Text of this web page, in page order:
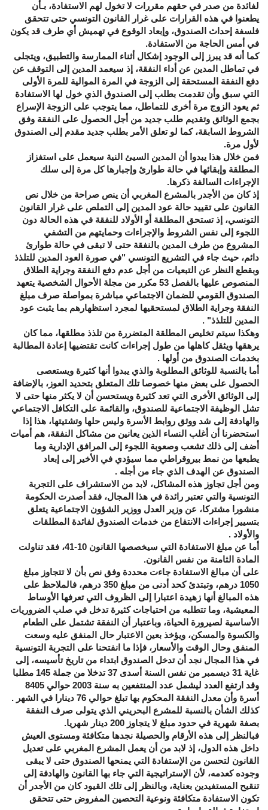
لفائدة من صدر في حقهم مقررات لا تخول لهم الاستفادة، بـأن
يطعنوا في هذه القرارات على غرار القانون التونسي حتى تتحقق
فلسفة إحداث الصندوق، وإبعاد الوقوع في تهميش أي طرف قد يكون
في أمس الحاجة من الاستفادة.
كما أنه قد يبرز إلى الوجود إشكال أثناء الممارسة والتطبيق، ويتجلى
في تماطل المدين عن أداء النفقة، إذ سيعمد المدين إلى التوقف عن
دفع النفقة المستحقة إلى الزوجة في المرة الموالية للمرة الأولى
التي سبق وأن تقدمت بطلب إلى الصندوق الذي خول لها الاستفادة
ثم يعود الزوج مرة أخرى للتماطل، مما يتوجب على الزوجة الإسراع
بجمع الوثائق وتقديم طلب جديد من أجل الحصول على النفقة وفق
الشروط السابقة، كما لو تعلق الأمر بطلب جديد مقدم إلى الصندوق
لأول مرة.
فمن خلال هذا يبدوا أن المدين السيئ النية سيعمل على استفزاز
المطلقة وإبقائها في حالة طوارئ وإجبارها كل مرة إلى سلك
الإجراءات السالفة ذكرها.
إذ كان من الأجدر بالمشرع المغربي أن ينص صراحة من خلال نص
القانون على تقييد حالة عود المدين إلى التملص على غرار القانون
التونسي، إذ تستحق المطلقة أو الأولاد للنفقة في هذه الحالة دون
اللجوء إلى نفس الشروط والإجراءات وحمايتهم من التشفي
المشروع من طرف المدين بالنفقة حتى لا تبقى في حالة طوارئ
دائم، حيث جاء في التشريع التونسي "في صورة العود المدين للتلذذ
وبقطع النظر عن التبعيات من أجل عدم دفع النفقة وجراية الطلاق
المنصوص عليها بالفصل 53 مكرر من مجلة الأحوال الشخصية يتعهد
الصندوق القومي للضمان الاجتماعي مباشرة بمواصلة صرف مبلغ
النفقة وجراية الطلاق لمستحقيها لمجرد استظهارهم بما يثبت عود
المدين للتلذذ" .
وهكذا سيتم تخليص المطلقة المتضررة من تلذذ مطلقها، مما كان
يرهقها ويثقل كاهلها من طول إجراءات كانت تقتضيها إعادة المطالبة
بخدمات الصندوق من أولها .
أما بالنسبة للوثائق المطلوبة والذي يبدوا أنها كثيرة ويستعصى
الحصول على بعض منها خصوصا تلك المتعلق بتحديد العوز، بالإضافة
إلى الوثائق الأخرى التي تعد كثيرة ويستحسن أن لا يكثر منها حتى لا
تشل الوظيفة الاجتماعية للصندوق، والقائمة على التكافل الاجتماعي
والهادفة إلى شد ووثق روابط الأسرة وليس حلها وتشتيتها، هذا إذا
استحضرنا أن أغلب النساء الذين يعانين من مشاكل النفقة، هم أميات
أضف إلى ذلك تشعب وصعوبة اللجوء إلى المرافق الإدارية وما
يطبعها من نمط بيروقراطي مما سيؤدي في الأخير إلى إبعاد
الصندوق عن الهدف الذي جاء من أجله .
ومن أجل تجاوز هذه المشاكل، لابد من الاستشراف على التجربة
التونسية والتي تعتبر رائدة في هذا المجال، فقد أصدرت الحكومة
منشورا مشتركا، عن وزير العدل ووزير الشؤون الاجتماعية يتعلق
بتسيير إجراءات الانتفاع من خدمات الصندوق لفائدة المطلقات
والأولاد .
أما عن مبلغ الاستفادة التي سيخصصها القانون 10-41، فقد تناولت
المادة الثامنة من نفس القانون.
على أن مبالغ الاستفادة جاءت محددة وفق نص بأن لا تتجاوز مبلغ
1050 درهم، وتبتدئ كحد أدنى من مبلغ 350 درهم، فالملاحظ على
هذه المبالغ أنها زهيدة اعتبارا إلى الظروف التي تعرفها الأوساط
المعيشية، وما تتطلبه من احتياجات كثيرة تدخل في صلب الضروريات
الأساسية لصيرورة الحياة، وباعتبار أن النفقة تشتمل على الطعام
والكسوة والمسكن، ويؤخذ بعين الاعتبار حال المنفق عليه وسعت
المنفق وحال الوقت والأسعار، فإذا ما انفتحنا على التجربة التونسية
في هذا المجال نجد أن تدخل الصندوق ابتداء من تاريخ تأسيسه، إلى
غاية 31 ديسمبر من نفس السنة أسدى 37 تدخلا من جملة 145 مطلبا
وقد ارتفع العدد ليشمل عدد المنتفعين به سنة 2003 حوالي 8405
أسرة وأن معدل النفقة المحكوم بها تبلغ حوالي 76 دينارا في الشهر .
كذلك الشأن بالنسبة للمشرع البحريني الذي يتولى صرف النفقة
بصفة شهرية في حدود مبلغ لا يتجاوز 200 دينار شهريا.
فبالنظر إلى هذه الأرقام والحصيلة نجدها متكافئة ومستوى العيش
داخل هذه الدول، إذ لابد من أن يعمل المشرع المغربي على تعديل
القانون لتحسن من الإستفادة التي يمنحها الصندوق حتى لا يبقى
وجوده كعدمه، لأن الإستراتيجية التي جاء بها القانون والهادفة إلى
تنقيح المستفيدين بعناية، وبالنظر إلى تلك القيود كان من الأجدر أن
تكون الاستفادة متكافئة ونوعية التحصين المفروض حتى تتحقق